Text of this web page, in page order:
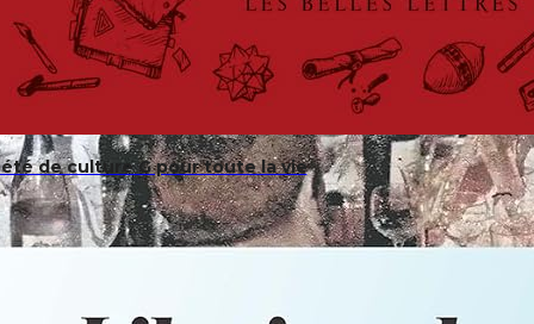
de culture G pour toute la vie